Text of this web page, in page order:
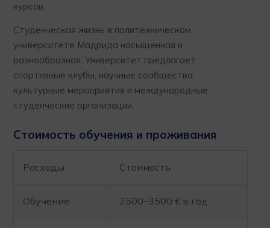
курсов.
Студенческая жизнь в политехническом
университете Мадрида насыщенная и
разнообразная. Университет предлагает
спортивные клубы, научные сообщества,
культурные мероприятия и международные
студенческие организации.
Стоимость обучения и проживания
Расходы Стоимость
Обучение 2500–3500 € в год